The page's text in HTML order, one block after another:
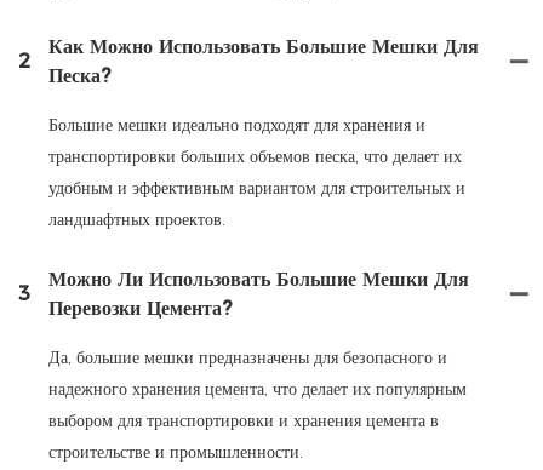
2
Как Можно Использовать Большие Мешки Для
Песка?
Большие мешки идеально подходят для хранения и
транспортировки больших объемов песка, что делает их
удобным и эффективным вариантом для строительных и
ландшафтных проектов.
3
Можно Ли Использовать Большие Мешки Для
Перевозки Цемента?
Да, большие мешки предназначены для безопасного и
надежного хранения цемента, что делает их популярным
выбором для транспортировки и хранения цемента в
строительстве и промышленности.